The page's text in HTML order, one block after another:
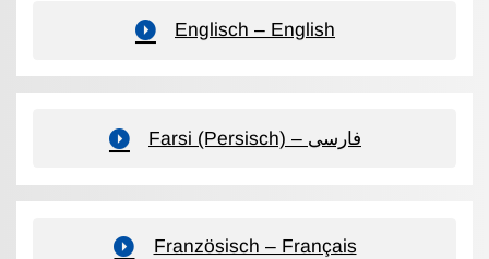
Englisch – English
Farsi (Persisch) – فارسی
Französisch – Français